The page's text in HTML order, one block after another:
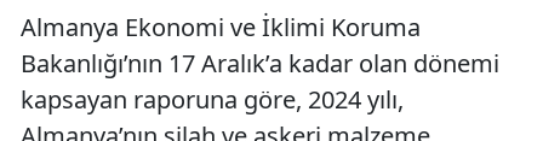
Almanya Ekonomi ve İklimi Koruma
Bakanlığı’nın 17 Aralık’a kadar olan dönemi
kapsayan raporuna göre, 2024 yılı,